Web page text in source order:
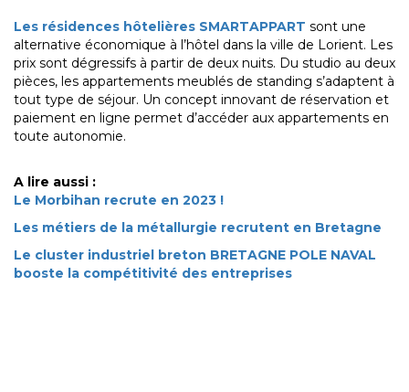
Les résidences hôtelières SMARTAPPART sont une
alternative économique à l’hôtel dans la ville de Lorient. Les
prix sont dégressifs à partir de deux nuits. Du studio au deux
pièces, les appartements meublés de standing s’adaptent à
tout type de séjour. Un concept innovant de réservation et
paiement en ligne permet d’accéder aux appartements en
toute autonomie.
A lire aussi :
Le Morbihan recrute en 2023 !
Les métiers de la métallurgie recrutent en Bretagne
Le cluster industriel breton BRETAGNE POLE NAVAL
booste la compétitivité des entreprises